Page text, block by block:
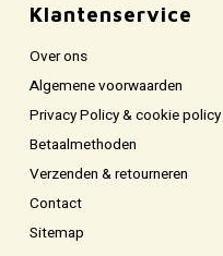
Klantenservice
Over ons
Algemene voorwaarden
Privacy Policy & cookie policy
Betaalmethoden
Verzenden & retourneren
Contact
Sitemap